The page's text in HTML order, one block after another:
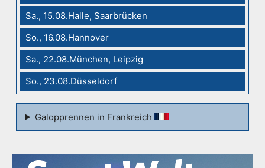
Sa., 15.08.Halle, Saarbrücken
So., 16.08.Hannover
Sa., 22.08.München, Leipzig
So., 23.08.Düsseldorf
Galopprennen in Frankreich